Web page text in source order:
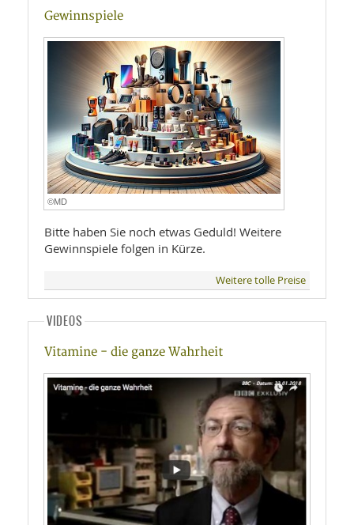
Gewinnspiele
©MD
Bitte haben Sie noch etwas Geduld! Weitere
Gewinnspiele folgen in Kürze.
Weitere tolle Preise
VIDEOS
Vitamine - die ganze Wahrheit